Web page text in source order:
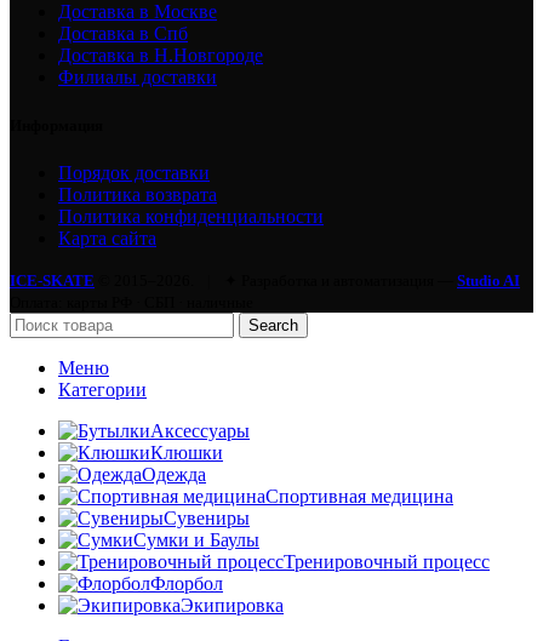
Доставка в Москве
Доставка в Спб
Доставка в Н.Новгороде
Филиалы доставки
Порядок доставки
Политика возврата
Политика конфиденциальности
Карта сайта
ICE-SKATE
Studio AI
Search
Меню
Категории
Аксессуары
Клюшки
Одежда
Спортивная медицина
Сувениры
Сумки и Баулы
Тренировочный процесс
Флорбол
Экипировка